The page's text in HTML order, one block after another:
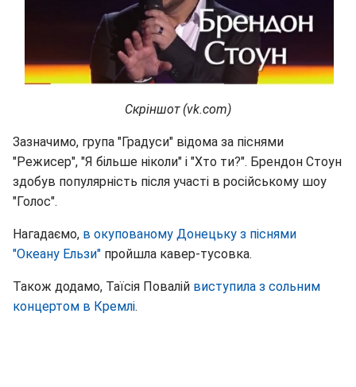
Скріншот (vk.com)
Зазначимо, група "Градуси" відома за піснями
"Режисер", "Я більше ніколи" і "Хто ти?". Брендон Стоун
здобув популярність після участі в російському шоу
"Голос".
Нагадаємо, в окупованому Донецьку з піснями
"Океану Ельзи" пройшла кавер-тусовка.
Також додамо, Таїсія Повалій виступила з сольним
концертом в Кремлі.